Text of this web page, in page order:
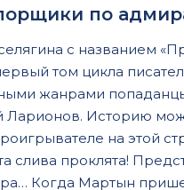
по
с названием
том цикла
жанрами
Ларионов. Историю
на этой
слива проклята!
Когда Мартын